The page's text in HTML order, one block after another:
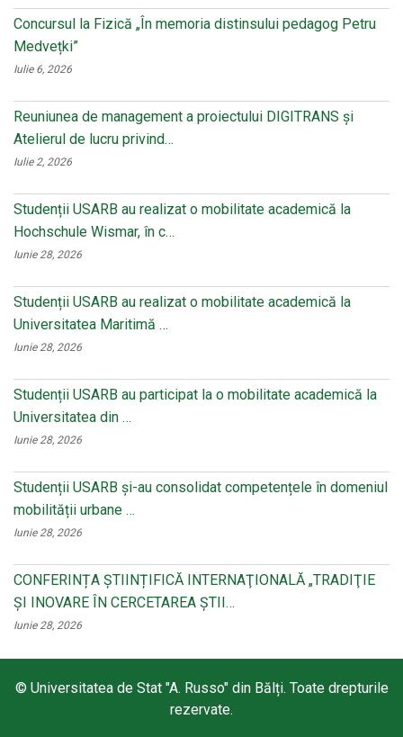
Concursul la Fizică „În memoria distinsului pedagog Petru
Medvețki”
Iulie 6, 2026
Reuniunea de management a proiectului DIGITRANS și
Atelierul de lucru privind…
Iulie 2, 2026
Studenții USARB au realizat o mobilitate academică la
Hochschule Wismar, în c…
Iunie 28, 2026
Studenții USARB au realizat o mobilitate academică la
Universitatea Maritimă …
Iunie 28, 2026
Studenții USARB au participat la o mobilitate academică la
Universitatea din …
Iunie 28, 2026
Studenții USARB și-au consolidat competențele în domeniul
mobilității urbane …
Iunie 28, 2026
CONFERINȚA ȘTIINȚIFICĂ INTERNAŢIONALĂ „TRADIŢIE
ŞI INOVARE ÎN CERCETAREA ŞTII…
Iunie 28, 2026
© Universitatea de Stat "A. Russo" din Bălți. Toate drepturile
rezervate.